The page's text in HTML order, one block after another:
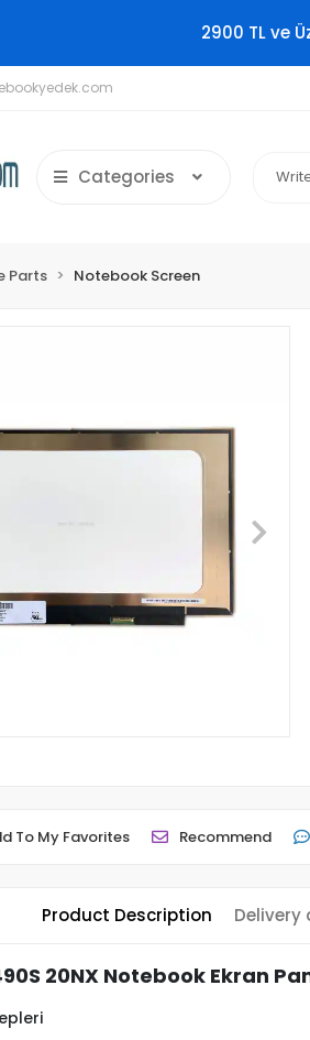
2900 TL ve
Categories
Parts Notebook Screen
To My Favorites Recommend
Product Description Delivery
20NX Notebook Ekran